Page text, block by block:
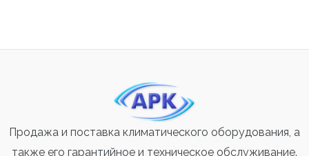
Продажа и поставка климатического оборудования, а
также его гарантийное и техническое обслуживание.